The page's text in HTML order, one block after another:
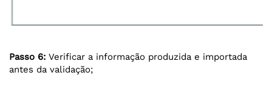
Passo 6: Verificar a informação produzida e importada
antes da validação;